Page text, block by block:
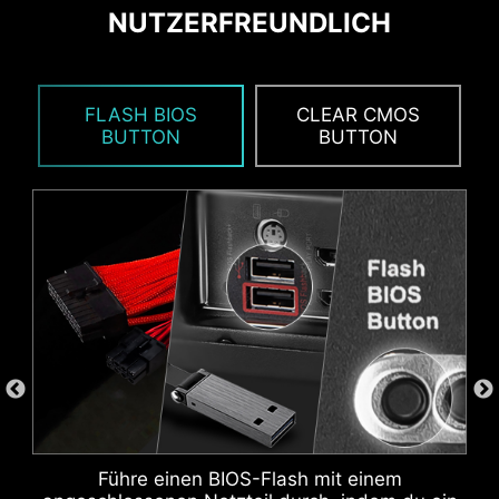
NUTZERFREUNDLICH
FLASH BIOS
BUTTON
CLEAR CMOS
BUTTON
Führe einen BIOS-Flash mit einem
DOPPELTER ESD-SCHUTZ
ZUSÄTZLICHER ARGB-
ZUSÄTZLICHER
LÜFTER-HEADER